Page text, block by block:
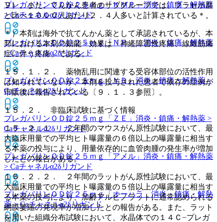
プレガバリンＯＤ錠２５ｍｇ「ＫＭＰ」消炎・鎮痛・解熱薬
> Caチャネルα2δリガンド
プレガバリンＯＤ錠２５ｍｇ「ＮＰＩ」消炎・鎮痛・解熱薬
> Caチャネルα2δリガンド
プレガバリンＯＤ錠２５ｍｇ「ＹＤ」消炎・鎮痛・解熱薬 >
Caチャネルα2δリガンド
プレガバリンＯＤ錠２５ｍｇ「ＺＥ」 消炎・鎮痛・解熱薬 >
Caチャネルα2δリガンド
プレガバリンＯＤ錠２５ｍｇ「アメル」 消炎・鎮痛・解熱薬
> Caチャネルα2δリガンド
プレガバリンＯＤ錠２５ｍｇ「オーハラ」 消炎・鎮痛・解熱
薬 > Caチャネルα2δリガンド
９）。また、てんかん患者のサブグループでは、プラセボ群
と比べ１０００人あたり２．４人多いと計算されている＊。
＊）本剤は海外で抗てんかん薬として承認されているが、本
邦における本剤の効能・効果は「神経障害性疼痛、線維筋痛
症に伴う疼痛」である。
１５．１．２． 薬物乱用に関連する受容体部位の活性作用
は知られていないが、本剤を投与された患者で依存の症例が
市販後に報告されている〔９．１．３参照〕。
１５．２． 非臨床試験に基づく情報
１５．２．１． ２年間のマウスがん原性試験において、最
大臨床用量での平均ヒト曝露量の６倍以上の曝露量に相当す
る本薬の投与により、用量依存的に血管肉腫の発生率が増加
したとの報告がある。
１５．２．２． ２年間のラットがん原性試験において、最
大臨床用量での平均ヒト曝露量の５倍以上の曝露量に相当す
る本薬の投与により、加齢アルビノラットに通常認められる
網膜萎縮の発現率が増加したとの報告がある。また、ラット
を用いた組織分布試験において、水晶体での１４Ｃ−プレガ